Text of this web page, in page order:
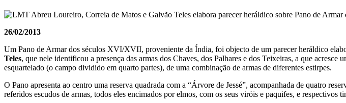
26/02/2013
Um Pano de Armar dos séculos XVI/XVII, proveniente da Índia, foi objecto de um parecer heráldico
Teles, que nele identificou a presença das armas dos Chaves, dos Palhares e dos Teixeiras, a que
esquartelado (o campo dividido em quarto partes), de uma combinação de armas de diferentes estirpes.
O Pano apresenta ao centro uma reserva quadrada com a “Árvore de Jessé”, acompanhada de quatro
referidos escudos de armas, todos eles encimados por elmos, com os seus viróis e paquifes, e